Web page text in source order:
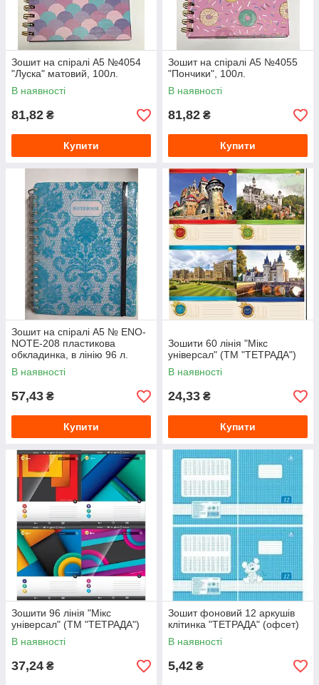
Зошит на спіралі А5 №4054
"Луска" матовий, 100л.
В наявності
81,82 ₴
Купити
Зошит на спіралі А5 №4055
"Пончики", 100л.
В наявності
81,82 ₴
Купити
Зошит на спіралі А5 № ENO-
NOTE-208 пластикова
обкладинка, в лінію 96 л.
В наявності
57,43 ₴
Купити
Зошити 60 лінія "Мікс
універсал" (ТМ "ТЕТРАДА")
В наявності
24,33 ₴
Купити
Зошити 96 лінія "Мікс
універсал" (ТМ "ТЕТРАДА")
В наявності
37,24 ₴
Зошит фоновий 12 аркушів
клітинка "ТЕТРАДА" (офсет)
В наявності
5,42 ₴